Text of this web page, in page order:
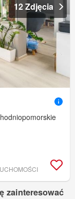
12 Zdjęcia
zainteresować